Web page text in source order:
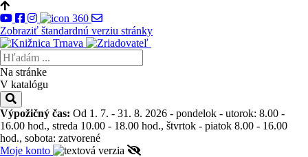
Zobraziť štandardnú verziu stránky
Na stránke
V katalógu
Výpožičný čas: Od 1. 7. - 31. 8. 2026 - pondelok - utorok: 8.00 -
16.00 hod., streda 10.00 - 18.00 hod., štvrtok - piatok 8.00 - 16.00
hod., sobota: zatvorené
Moje konto